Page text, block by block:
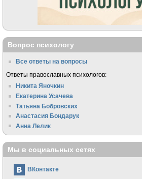
Вопрос психологу
Все ответы на вопросы
Ответы православных психологов:
Никита Яночкин
Екатерина Усачева
Татьяна Бобровских
Анастасия Бондарук
Анна Лелик
Мы в социальных сетях
ВКонтакте